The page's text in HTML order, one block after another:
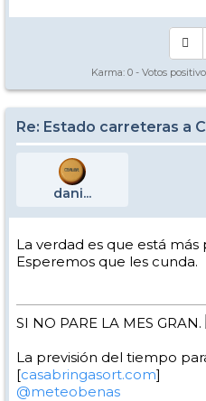
Karma: 0 - Votos
Re: Estado carreteras a
dani...
La verdad es que está
Esperemos que les cunda.
SI NO PARE LA MES GRAN.
La previsión del tiempo
[casabringasort.com]
@meteobenas